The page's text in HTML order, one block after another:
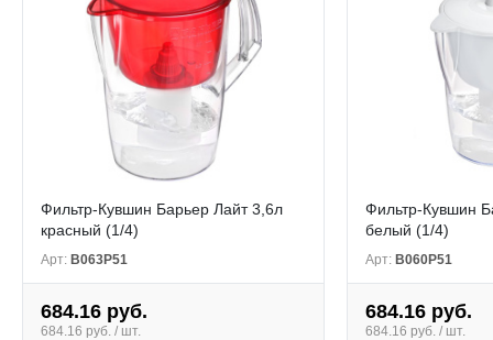
Фильтр-Кувшин Барьер Лайт 3,6л
красный (1/4)
Арт: В063Р51
684.16 руб.
684.16 руб. / шт.
Фильтр-Кувшин
белый (1/4)
Арт: В060Р51
684.16 руб.
684.16 руб. / шт.